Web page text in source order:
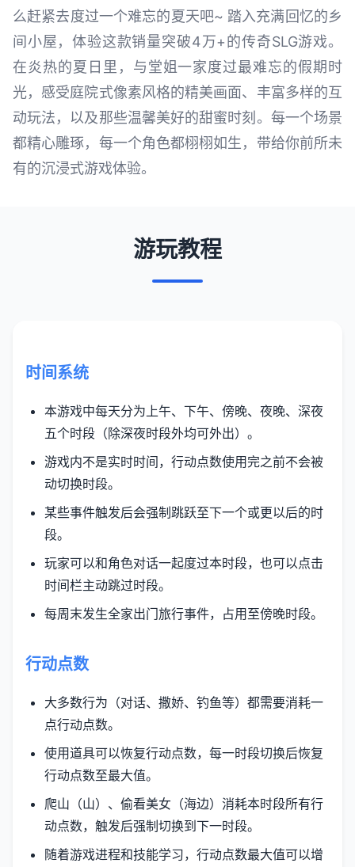
么赶紧去度过一个难忘的夏天吧~ 踏入充满回忆的乡
间小屋，体验这款销量突破4万+的传奇SLG游戏。
在炎热的夏日里，与堂姐一家度过最难忘的假期时
光，感受庭院式像素风格的精美画面、丰富多样的互
动玩法，以及那些温馨美好的甜蜜时刻。每一个场景
都精心雕琢，每一个角色都栩栩如生，带给你前所未
有的沉浸式游戏体验。
游玩教程
时间系统
本游戏中每天分为上午、下午、傍晚、夜晚、深夜
五个时段（除深夜时段外均可外出）。
游戏内不是实时时间，行动点数使用完之前不会被
动切换时段。
某些事件触发后会强制跳跃至下一个或更以后的时
段。
玩家可以和角色对话一起度过本时段，也可以点击
时间栏主动跳过时段。
每周末发生全家出门旅行事件，占用至傍晚时段。
行动点数
大多数行为（对话、撒娇、钓鱼等）都需要消耗一
点行动点数。
使用道具可以恢复行动点数，每一时段切换后恢复
行动点数至最大值。
爬山（山）、偷看美女（海边）消耗本时段所有行
动点数，触发后强制切换到下一时段。
随着游戏进程和技能学习，行动点数最大值可以增